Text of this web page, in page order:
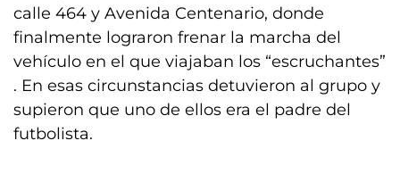
calle 464 y Avenida Centenario, donde
finalmente lograron frenar la marcha del
vehículo en el que viajaban los “escruchantes”
. En esas circunstancias detuvieron al grupo y
supieron que uno de ellos era el padre del
futbolista.